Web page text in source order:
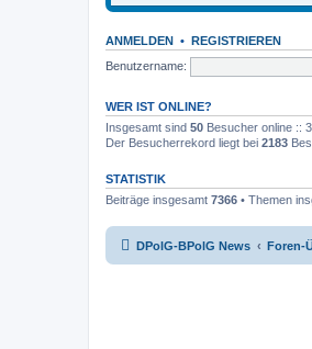
ANMELDEN • REGISTRIEREN
Benutzername:
WER IST ONLINE?
Insgesamt sind 50 Besucher online ::
Der Besucherrekord liegt bei 2183
STATISTIK
Beiträge insgesamt 7366 • Themen
DPolG-BPolG News Foren-